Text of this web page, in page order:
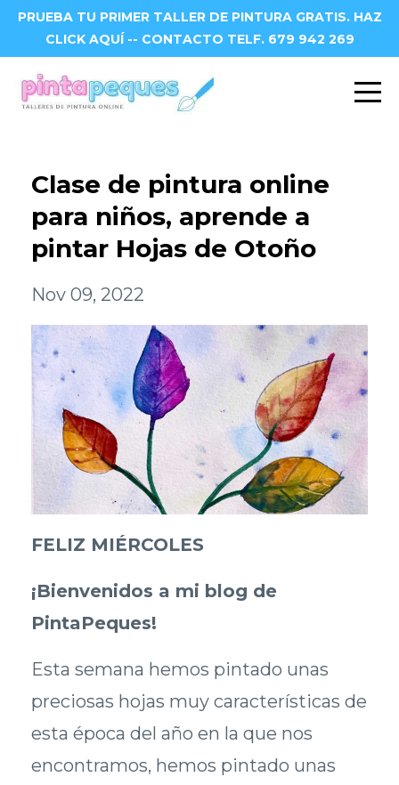
PRUEBA TU PRIMER TALLER DE PINTURA GRATIS. HAZ
CLICK AQUÍ -- CONTACTO TELF. 679 942 269
Clase de pintura online
para niños, aprende a
pintar Hojas de Otoño
Nov 09, 2022
FELIZ MIÉRCOLES
¡Bienvenidos a mi blog de
PintaPeques!
Esta semana hemos pintado unas
preciosas hojas muy características de
esta época del año en la que nos
encontramos, hemos pintado unas